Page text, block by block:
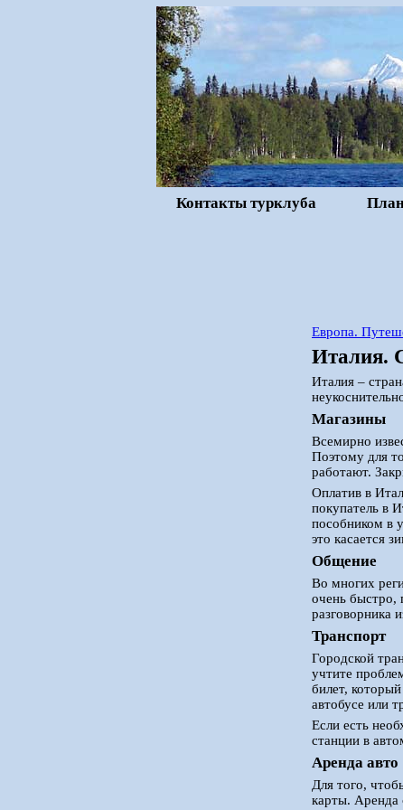
Контакты турклуба
Европа.
Италия.
Италия –
Магазины
Всемирно
Поэтому для
работают.
Оплатив в
покупатель в
пособником в
это касается
Общение
Во многих
очень быстро,
разговорника
Транспорт
Городской
учтите
билет,
автобусе или
Если есть
станции в
Аренда авто
Для того,
карты. Аренда